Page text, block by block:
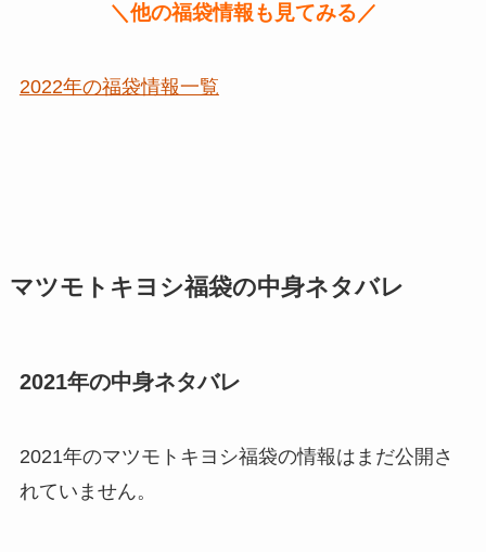
＼他の福袋情報も見てみる／
2022年の福袋情報一覧
マツモトキヨシ福袋の中身ネタバレ
2021年の中身ネタバレ
2021年のマツモトキヨシ福袋の情報はまだ公開さ
れていません。